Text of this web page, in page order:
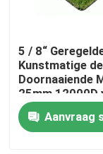
Producten
Over ons
5 / 8“
Kunstmatige
Doornaaiende
25mm 12000D
Grasgras
Aanvraag